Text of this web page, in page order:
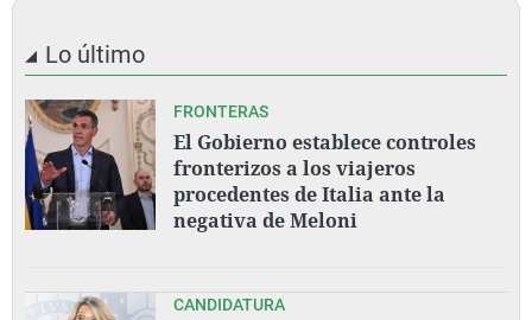
Lo último
FRONTERAS
El Gobierno establece controles
fronterizos a los viajeros
procedentes de Italia ante la
negativa de Meloni
CANDIDATURA